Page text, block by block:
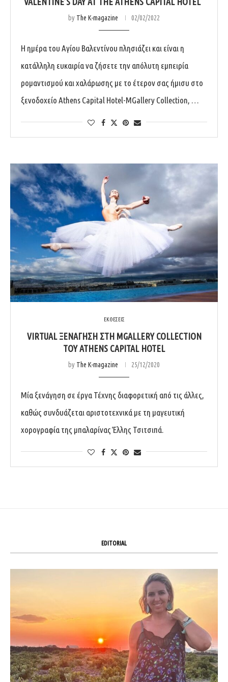
by The K-magazine 02/02/2022
Η ημέρα του Αγίου Βαλεντίνου πλησιάζει και είναι η
κατάλληλη ευκαιρία να ζήσετε την απόλυτη εμπειρία
ρομαντισμού και χαλάρωσης με το έτερον σας ήμισυ στο
ξενοδοχείο Athens Capital Hotel-MGallery Collection, …
ΕΚΘΕΣΕΙΣ
VIRTUAL ΞΕΝΆΓΗΣΗ ΣΤΗ MGALLERY COLLECTION
ΤΟΥ ATHENS CAPITAL HOTEL
by The K-magazine 25/12/2020
Μία ξενάγηση σε έργα Τέχνης διαφορετική από τις άλλες,
καθώς συνδυάζεται αριστοτεχνικά με τη μαγευτική
χορογραφία της μπαλαρίνας Έλλης Τσιτσιπά.
EDITORIAL